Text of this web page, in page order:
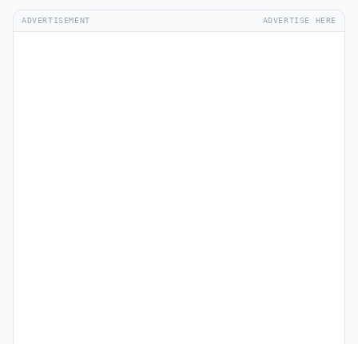
ADVERTISEMENT ADVERTISE HERE